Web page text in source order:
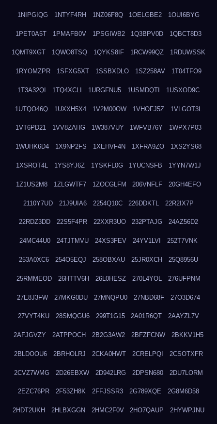
1NIPGIQG 1NTYF4RH 1NZ06F8Q 1OELGBE2 1OUI6BYG
1PET0A5T 1PMAFB0V 1PSGIWB2 1Q3BPV0D 1QBCT8D3
1QMT9XGT 1QWO8TSQ 1QYKS8IF 1RCW99QZ 1RDUWSSK
1RYOMZPR 1SFXG5XT 1SSBXDLO 1SZ258AV 1T04TFO9
1T3A32QI 1TQ4XCLI 1URGFNU5 1USMDQTI 1USXOD9C
1UTQO46Q 1UXXH5X4 1V2M00OW 1VHOFJ5Z 1VLGOT3L
1VT6PD21 1VV8ZAHG 1W387VUY 1WFVB76Y 1WPX7P03
1WUHK6D4 1X9NP2FS 1XEHVF4N 1XFRA9ZO 1XS2YS68
1XSROT4L 1YS8YJ6Z 1YSKFL0G 1YUCNSFB 1YYN7W1J
1Z1US2M8 1ZLGWTF7 1ZOCGLFM 206VNFLF 20GH4EFO
2110Y7UD 21J9UIA6 2254Q10C 226DDKTL 22R2IX7P
22RDZ3DD 22S5F4PR 22XXR3UO 232PTAJG 24AZ56D2
24MC44U0 24TJTMVU 24XS3FEV 24YV1LVI 252T7VNK
253A0XC6 254O5EQJ 258OBXAU 25JR0XCH 25Q8956U
25RMMEOD 26HTTV6H 26L0HESZ 270L4YOL 276UFPNM
27E8J3FW 27MKG0DU 27MNQPU0 27NBD68F 27O3D674
27VYT4KU 28SMQGU6 299T1G15 2A01R6QT 2AAYZL7V
2AFJGVZY 2ATPPOCH 2B2G3AW2 2BFZFCNW 2BKKV1H5
2BLDOOU6 2BRHOLRJ 2CKA0HWT 2CRELPQI 2CSOTXFR
2CVZ7WMG 2D26EBXW 2D942LRG 2DPSN680 2DU7LORM
2EZC76PR 2F53ZH8K 2FFJSSR3 2G789XQE 2G8M6D58
2HDT2UKH 2HLBXGGN 2HMC2F0V 2HO7QAUP 2HYWPJNU